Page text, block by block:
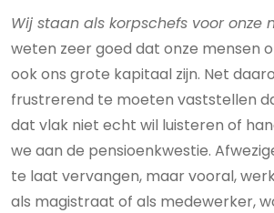
Wij staan als korpschefs voor onze
weten zeer goed dat onze mensen
ook ons grote kapitaal zijn. Net
frustrerend te moeten vaststellen
dat vlak niet echt wil luisteren of
we aan de pensioenkwestie.
te laat vervangen, maar vooral,
als magistraat of als medewerker,